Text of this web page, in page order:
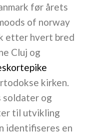
før årets
of norway
etter hvert bred
Cluj og
kirken.
soldater og
til utvikling
identifiseres en